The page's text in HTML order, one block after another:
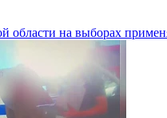
области на выборах